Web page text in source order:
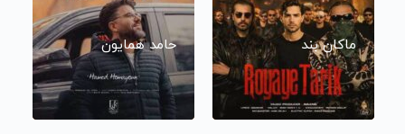
ماکان بند حامد همایون